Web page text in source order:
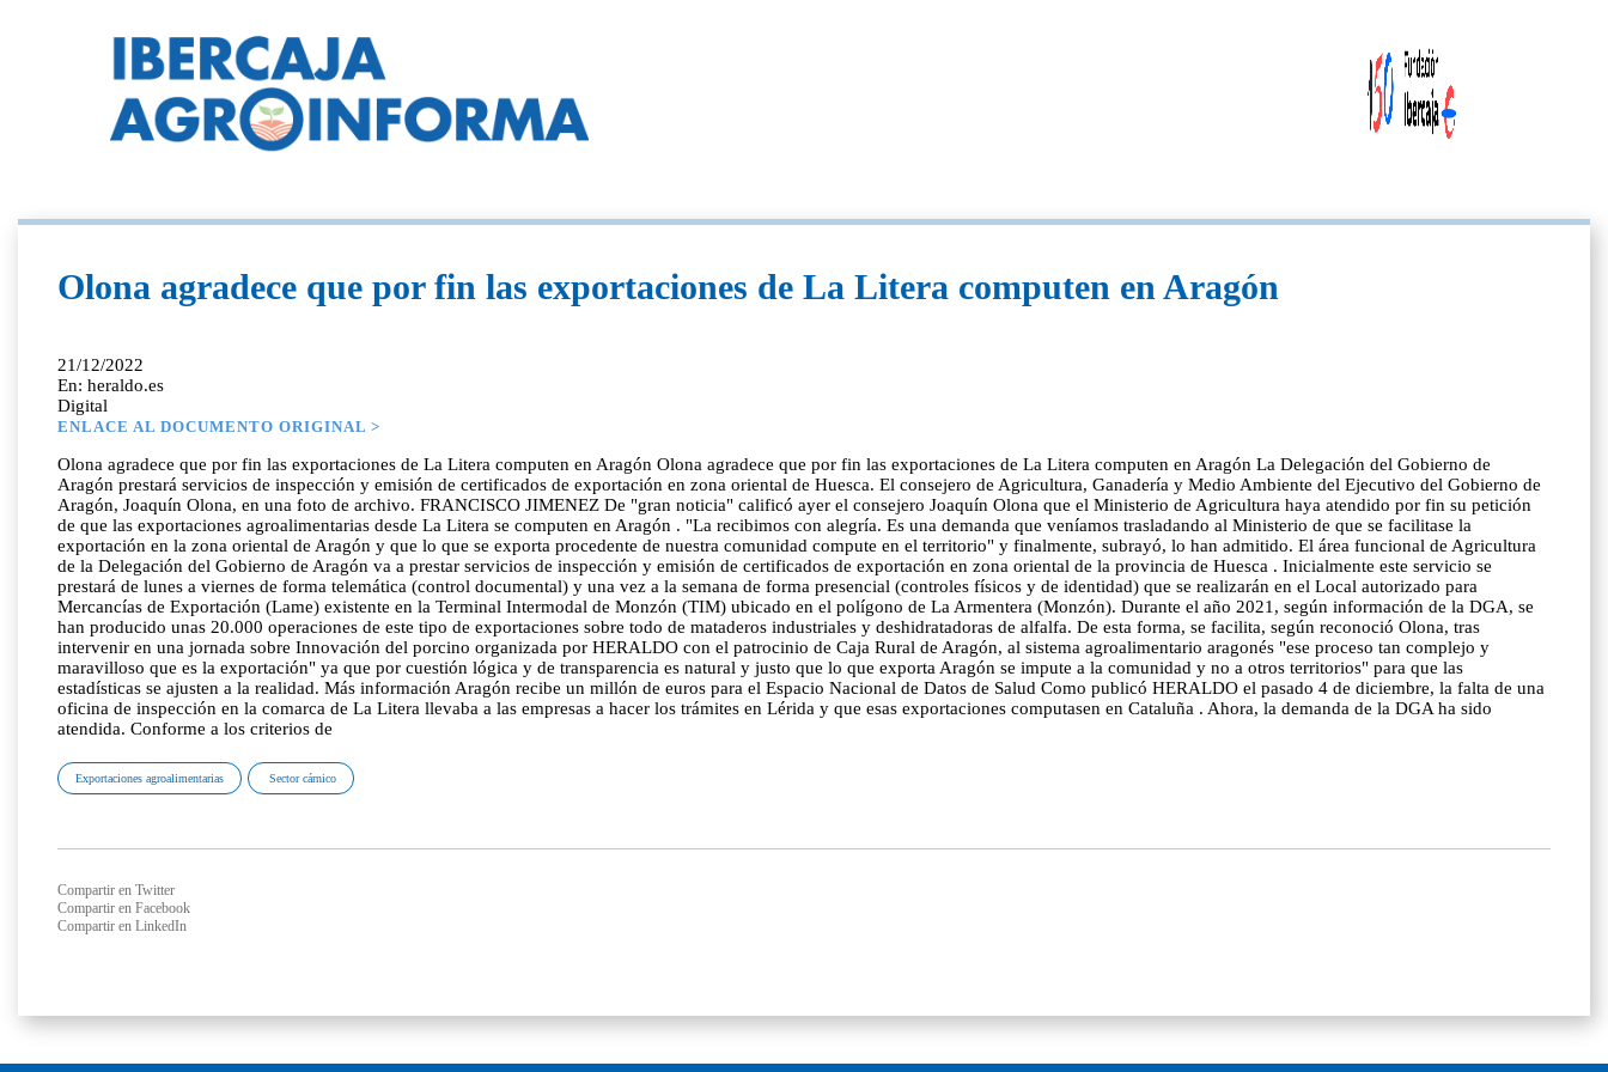
Olona agradece que por fin las exportaciones de La Litera computen en Aragón
21/12/2022
En: heraldo.es
Digital
ENLACE AL DOCUMENTO ORIGINAL >
Olona agradece que por fin las exportaciones de La Litera computen en Aragón Olona agradece que por fin las exportaciones de La Litera computen en Aragón La Delegación del Gobierno de
Aragón prestará servicios de inspección y emisión de certificados de exportación en zona oriental de Huesca. El consejero de Agricultura, Ganadería y Medio Ambiente del Ejecutivo del Gobierno de
Aragón, Joaquín Olona, en una foto de archivo. FRANCISCO JIMENEZ De "gran noticia" calificó ayer el consejero Joaquín Olona que el Ministerio de Agricultura haya atendido por fin su petición
de que las exportaciones agroalimentarias desde La Litera se computen en Aragón . "La recibimos con alegría. Es una demanda que veníamos trasladando al Ministerio de que se facilitase la
exportación en la zona oriental de Aragón y que lo que se exporta procedente de nuestra comunidad compute en el territorio" y finalmente, subrayó, lo han admitido. El área funcional de Agricultura
de la Delegación del Gobierno de Aragón va a prestar servicios de inspección y emisión de certificados de exportación en zona oriental de la provincia de Huesca . Inicialmente este servicio se
prestará de lunes a viernes de forma telemática (control documental) y una vez a la semana de forma presencial (controles físicos y de identidad) que se realizarán en el Local autorizado para
Mercancías de Exportación (Lame) existente en la Terminal Intermodal de Monzón (TIM) ubicado en el polígono de La Armentera (Monzón). Durante el año 2021, según información de la DGA, se
han producido unas 20.000 operaciones de este tipo de exportaciones sobre todo de mataderos industriales y deshidratadoras de alfalfa. De esta forma, se facilita, según reconoció Olona, tras
intervenir en una jornada sobre Innovación del porcino organizada por HERALDO con el patrocinio de Caja Rural de Aragón, al sistema agroalimentario aragonés "ese proceso tan complejo y
maravilloso que es la exportación" ya que por cuestión lógica y de transparencia es natural y justo que lo que exporta Aragón se impute a la comunidad y no a otros territorios" para que las
estadísticas se ajusten a la realidad. Más información Aragón recibe un millón de euros para el Espacio Nacional de Datos de Salud Como publicó HERALDO el pasado 4 de diciembre, la falta de una
oficina de inspección en la comarca de La Litera llevaba a las empresas a hacer los trámites en Lérida y que esas exportaciones computasen en Cataluña . Ahora, la demanda de la DGA ha sido
atendida. Conforme a los criterios de
Exportaciones agroalimentarias Sector cárnico
Compartir en Twitter
Compartir en Facebook
Compartir en LinkedIn